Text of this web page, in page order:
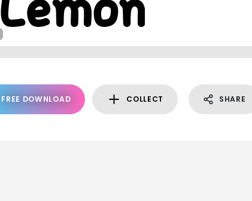
FREE DOWNLOAD COLLECT SHARE